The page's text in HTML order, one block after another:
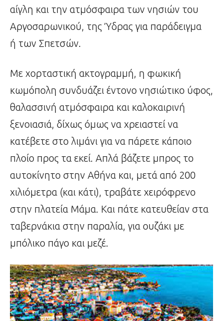
αίγλη και την ατμόσφαιρα των νησιών του
Αργοσαρωνικού, της Ύδρας για παράδειγμα
ή των Σπετσών.
Με χορταστική ακτογραμμή, η φωκική
κωμόπολη συνδυάζει έντονο νησιώτικο ύφος,
θαλασσινή ατμόσφαιρα και καλοκαιρινή
ξενοιασιά, δίχως όμως να χρειαστεί να
κατέβετε στο λιμάνι για να πάρετε κάποιο
πλοίο προς τα εκεί. Απλά βάζετε μπρος το
αυτοκίνητο στην Αθήνα και, μετά από 200
χιλιόμετρα (και κάτι), τραβάτε χειρόφρενο
στην πλατεία Μάμα. Και πάτε κατευθείαν στα
ταβερνάκια στην παραλία, για ουζάκι με
μπόλικο πάγο και μεζέ.